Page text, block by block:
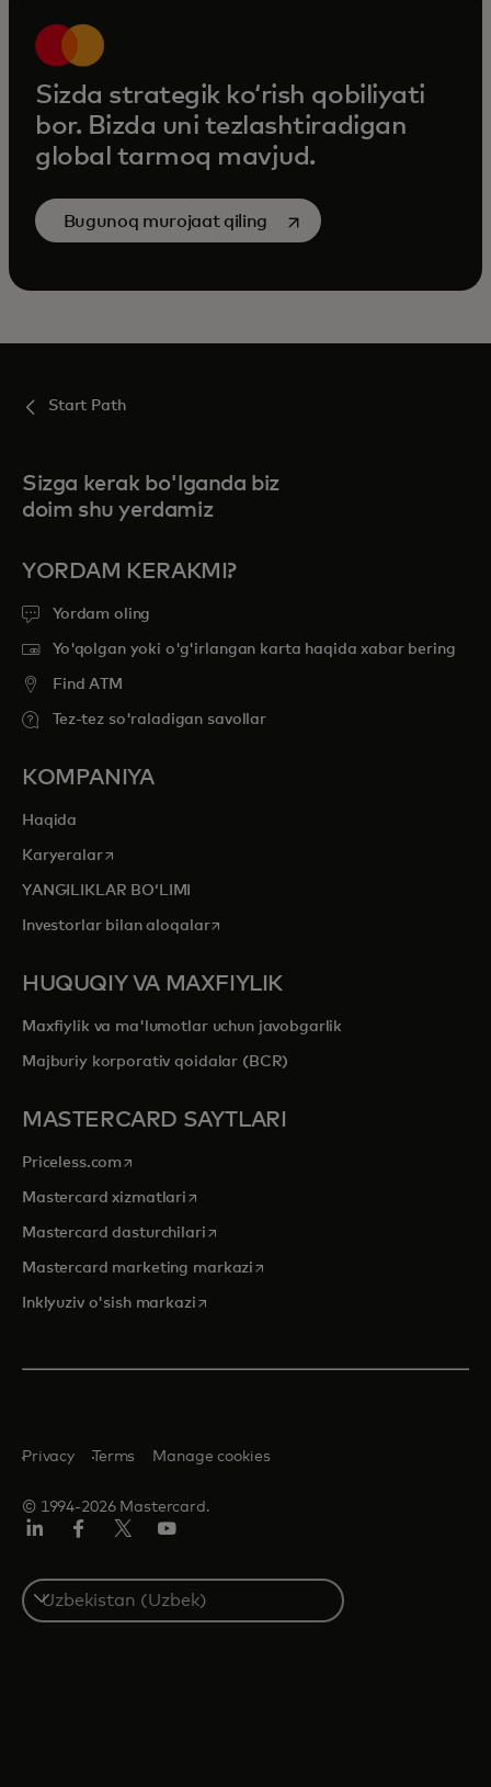
Sizda strategik koʻrish qobiliyati
bor. Bizda uni tezlashtiradigan
global tarmoq mavjud.
Bugunoq murojaat qiling opens in a new tab
Start Path
Sizga kerak bo'lganda biz
doim shu yerdamiz
YORDAM KERAKMI?
Yordam oling
Yo'qolgan yoki o'g'irlangan karta haqida xabar bering
Find ATM
Tez-tez so'raladigan savollar
KOMPANIYA
Haqida
Karyeralaropens in a new tab
YANGILIKLAR BOʻLIMI
Investorlar bilan aloqalaropens in a new tab
HUQUQIY VA MAXFIYLIK
Maxfiylik va ma'lumotlar uchun javobgarlik
Majburiy korporativ qoidalar (BCR)
MASTERCARD SAYTLARI
Priceless.com opens in a new tab
Mastercard xizmatlari opens in a new tab
Mastercard dasturchilariopens in a new tab
Mastercard marketing markazi opens in a new tab
Inklyuziv o'sish markaziopens in a new tab
© 1994-2026 Mastercard.
Privacy Terms Manage cookies
Select
a
country